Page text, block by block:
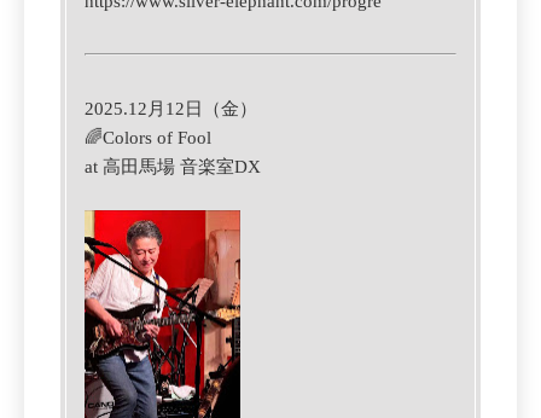
2025.12月12日（金）
🌈Colors of Fool
at 高田馬場 音楽室DX